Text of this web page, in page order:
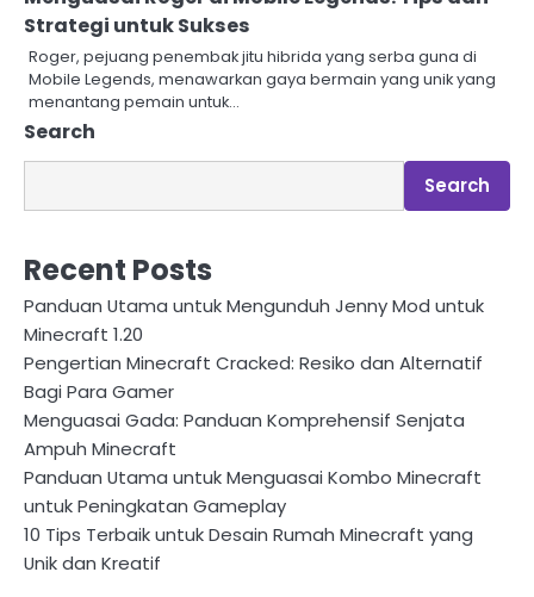
Strategi untuk Sukses
Roger, pejuang penembak jitu hibrida yang serba guna di
Mobile Legends, menawarkan gaya bermain yang unik yang
menantang pemain untuk…
Search
Search
Recent Posts
Panduan Utama untuk Mengunduh Jenny Mod untuk
Minecraft 1.20
Pengertian Minecraft Cracked: Resiko dan Alternatif
Bagi Para Gamer
Menguasai Gada: Panduan Komprehensif Senjata
Ampuh Minecraft
Panduan Utama untuk Menguasai Kombo Minecraft
untuk Peningkatan Gameplay
10 Tips Terbaik untuk Desain Rumah Minecraft yang
Unik dan Kreatif